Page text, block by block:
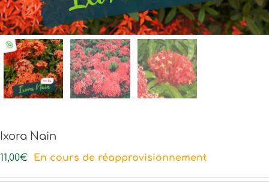
Ixora Nain
11,00€ En cours de réapprovisionnement